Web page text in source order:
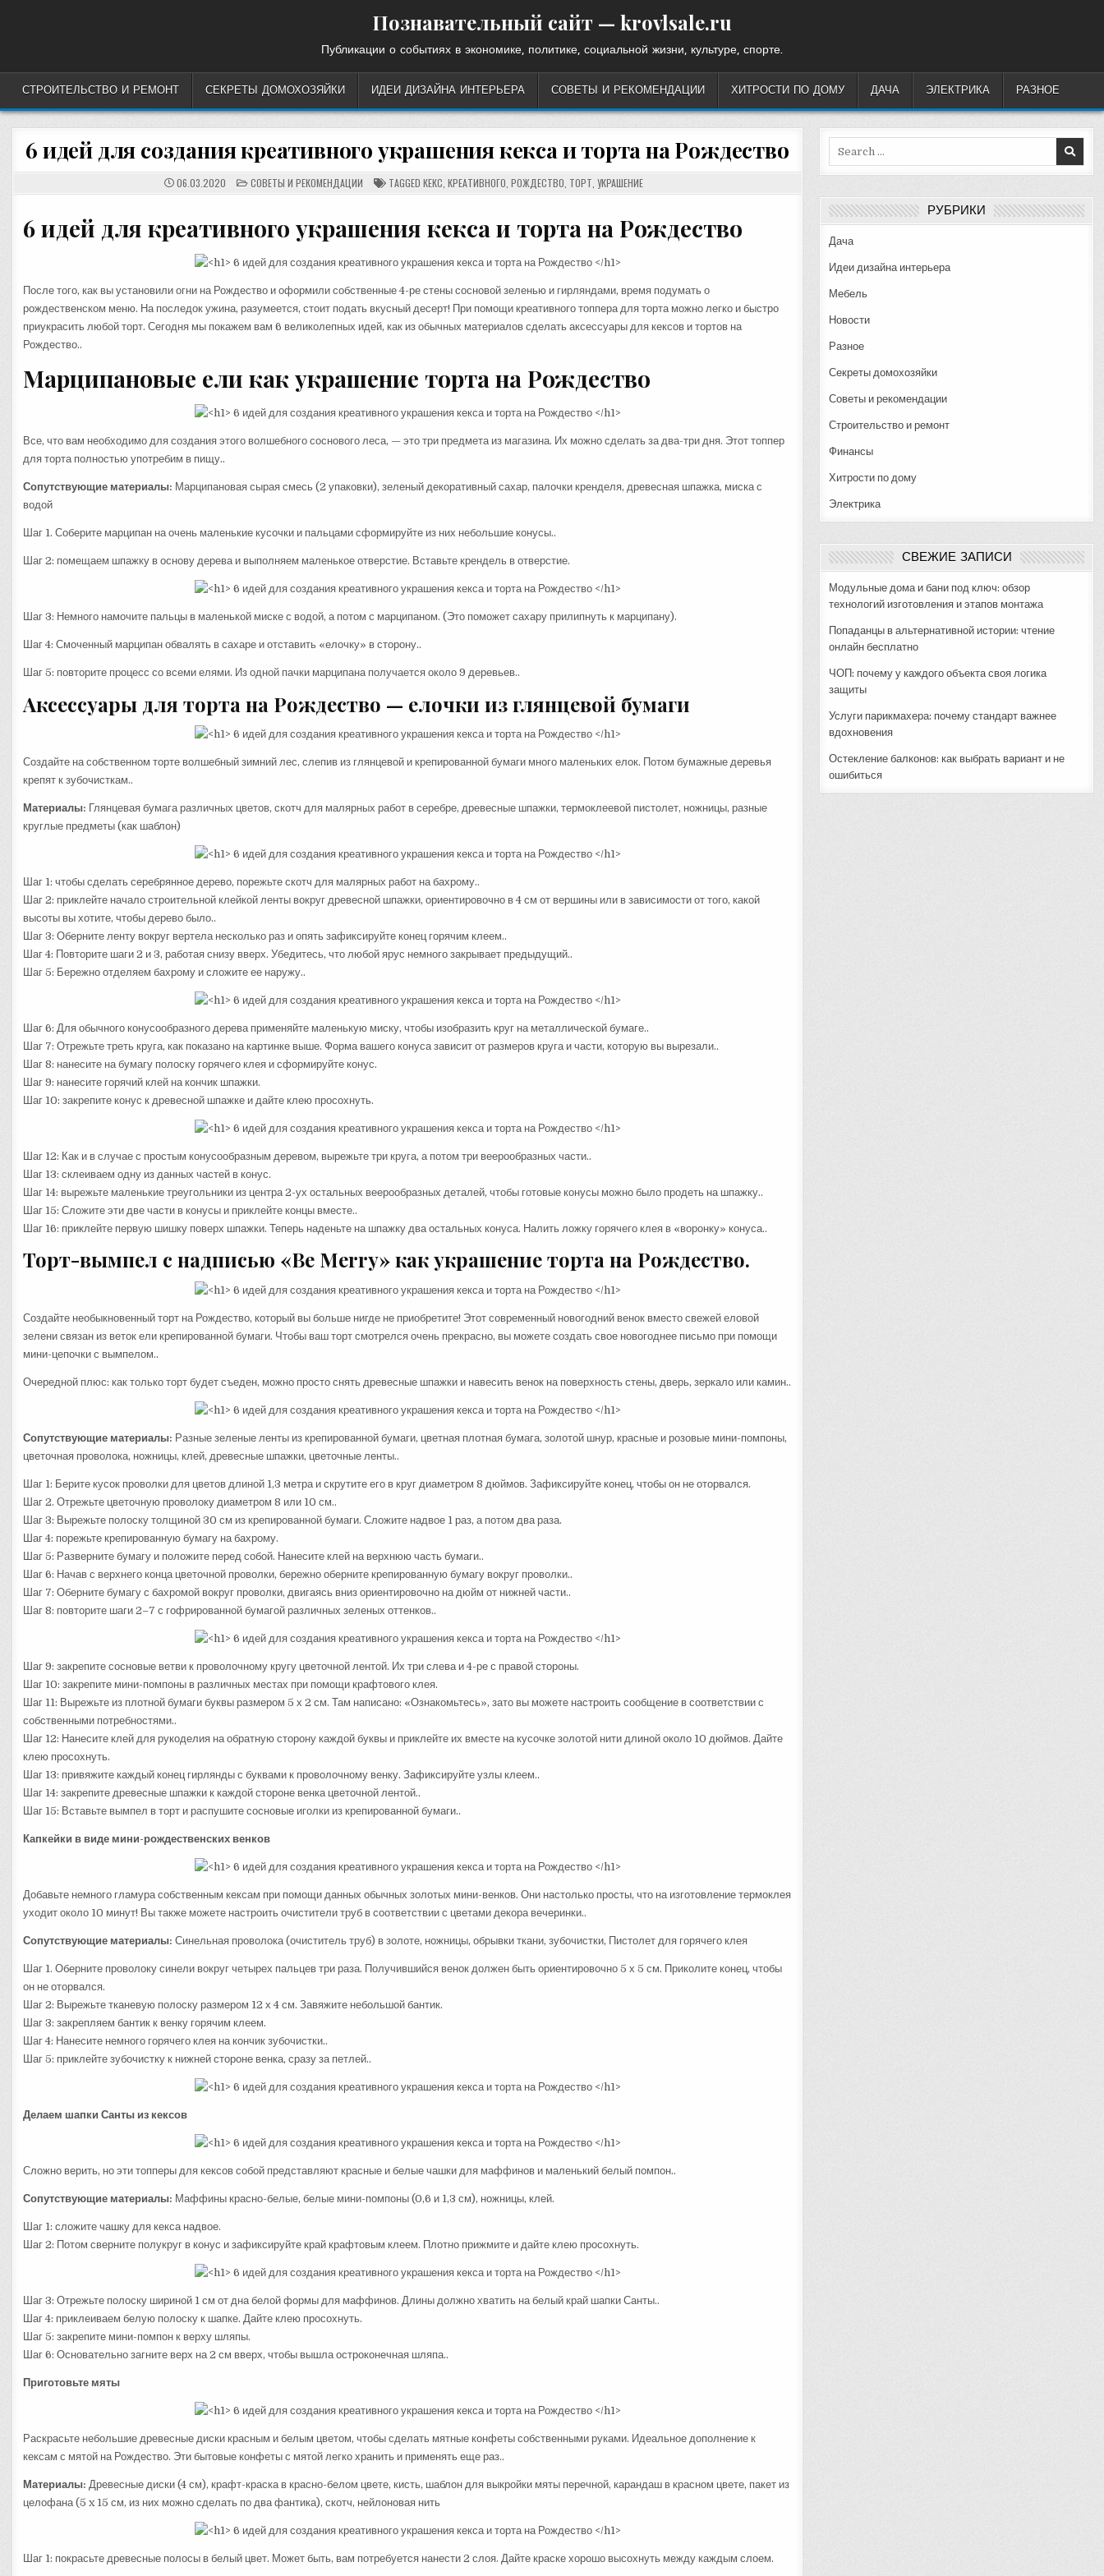
Познавательный сайт — krovlsale.ru
Публикации о событиях в экономике, политике, социальной жизни, культуре, спорте.
СТРОИТЕЛЬСТВО И РЕМОНТ СЕКРЕТЫ ДОМОХОЗЯЙКИ ИДЕИ ДИЗАЙНА ИНТЕРЬЕРА СОВЕТЫ И РЕКОМЕНДАЦИИ ХИТРОСТИ ПО ДОМУ ДАЧА ЭЛЕКТРИКА РАЗНОЕ
6 идей для создания креативного украшения кекса и торта на Рождество
06.03.2020 POSTED
IN
СОВЕТЫ И РЕКОМЕНДАЦИИ TAGGED КЕКС КРЕАТИВНОГО РОЖДЕСТВО ТОРТ УКРАШЕНИЕ
6 идей для креативного украшения кекса и торта на Рождество
После того, как вы установили огни на Рождество и оформили собственные 4-ре стены сосновой зеленью и гирляндами, время подумать о
рождественском меню. На последок ужина, разумеется, стоит подать вкусный десерт! При помощи креативного топпера для торта можно легко и быстро
приукрасить любой торт. Сегодня мы покажем вам 6 великолепных идей, как из обычных материалов сделать аксессуары для кексов и тортов на
Рождество..
Марципановые ели как украшение торта на Рождество
Все, что вам необходимо для создания этого волшебного соснового леса, — это три предмета из магазина. Их можно сделать за два-три дня. Этот топпер
для торта полностью употребим в пищу..
Сопутствующие материалы: Марципановая сырая смесь (2 упаковки), зеленый декоративный сахар, палочки кренделя, древесная шпажка, миска с
водой
Шаг 1. Соберите марципан на очень маленькие кусочки и пальцами сформируйте из них небольшие конусы..
Шаг 2: помещаем шпажку в основу дерева и выполняем маленькое отверстие. Вставьте крендель в отверстие.
Шаг 3: Немного намочите пальцы в маленькой миске с водой, а потом с марципаном. (Это поможет сахару прилипнуть к марципану).
Шаг 4: Смоченный марципан обвалять в сахаре и отставить «елочку» в сторону..
Шаг 5: повторите процесс со всеми елями. Из одной пачки марципана получается около 9 деревьев..
Аксессуары для торта на Рождество — елочки из глянцевой бумаги
Создайте на собственном торте волшебный зимний лес, слепив из глянцевой и крепированной бумаги много маленьких елок. Потом бумажные деревья
крепят к зубочисткам..
Материалы: Глянцевая бумага различных цветов, скотч для малярных работ в серебре, древесные шпажки, термоклеевой пистолет, ножницы, разные
круглые предметы (как шаблон)
Шаг 1: чтобы сделать серебрянное дерево, порежьте скотч для малярных работ на бахрому..
Шаг 2: приклейте начало строительной клейкой ленты вокруг древесной шпажки, ориентировочно в 4 см от вершины или в зависимости от того, какой
высоты вы хотите, чтобы дерево было..
Шаг 3: Оберните ленту вокруг вертела несколько раз и опять зафиксируйте конец горячим клеем..
Шаг 4: Повторите шаги 2 и 3, работая снизу вверх. Убедитесь, что любой ярус немного закрывает предыдущий..
Шаг 5: Бережно отделяем бахрому и сложите ее наружу..
Шаг 6: Для обычного конусообразного дерева применяйте маленькую миску, чтобы изобразить круг на металлической бумаге..
Шаг 7: Отрежьте треть круга, как показано на картинке выше. Форма вашего конуса зависит от размеров круга и части, которую вы вырезали..
Шаг 8: нанесите на бумагу полоску горячего клея и сформируйте конус.
Шаг 9: нанесите горячий клей на кончик шпажки.
Шаг 10: закрепите конус к древесной шпажке и дайте клею просохнуть.
Шаг 12: Как и в случае с простым конусообразным деревом, вырежьте три круга, а потом три веерообразных части..
Шаг 13: склеиваем одну из данных частей в конус.
Шаг 14: вырежьте маленькие треугольники из центра 2-ух остальных веерообразных деталей, чтобы готовые конусы можно было продеть на шпажку..
Шаг 15: Сложите эти две части в конусы и приклейте концы вместе..
Шаг 16: приклейте первую шишку поверх шпажки. Теперь наденьте на шпажку два остальных конуса. Налить ложку горячего клея в «воронку» конуса..
Торт-вымпел с надписью «Be Merry» как украшение торта на Рождество.
Создайте необыкновенный торт на Рождество, который вы больше нигде не приобретите! Этот современный новогодний венок вместо свежей еловой
зелени связан из веток ели крепированной бумаги. Чтобы ваш торт смотрелся очень прекрасно, вы можете создать свое новогоднее письмо при помощи
мини-цепочки с вымпелом..
Очередной плюс: как только торт будет съеден, можно просто снять древесные шпажки и навесить венок на поверхность стены, дверь, зеркало или камин..
Сопутствующие материалы: Разные зеленые ленты из крепированной бумаги, цветная плотная бумага, золотой шнур, красные и розовые мини-помпоны,
цветочная проволока, ножницы, клей, древесные шпажки, цветочные ленты..
Шаг 1: Берите кусок проволки для цветов длиной 1,3 метра и скрутите его в круг диаметром 8 дюймов. Зафиксируйте конец, чтобы он не оторвался.
Шаг 2. Отрежьте цветочную проволоку диаметром 8 или 10 см..
Шаг 3: Вырежьте полоску толщиной 30 см из крепированной бумаги. Сложите надвое 1 раз, а потом два раза.
Шаг 4: порежьте крепированную бумагу на бахрому.
Шаг 5: Разверните бумагу и положите перед собой. Нанесите клей на верхнюю часть бумаги..
Шаг 6: Начав с верхнего конца цветочной проволки, бережно оберните крепированную бумагу вокруг проволки..
Шаг 7: Оберните бумагу с бахромой вокруг проволки, двигаясь вниз ориентировочно на дюйм от нижней части..
Шаг 8: повторите шаги 2–7 с гофрированной бумагой различных зеленых оттенков..
Шаг 9: закрепите сосновые ветви к проволочному кругу цветочной лентой. Их три слева и 4-ре с правой стороны.
Шаг 10: закрепите мини-помпоны в различных местах при помощи крафтового клея.
Шаг 11: Вырежьте из плотной бумаги буквы размером 5 х 2 см. Там написано: «Ознакомьтесь», зато вы можете настроить сообщение в соответствии с
собственными потребностями..
Шаг 12: Нанесите клей для рукоделия на обратную сторону каждой буквы и приклейте их вместе на кусочке золотой нити длиной около 10 дюймов. Дайте
клею просохнуть.
Шаг 13: привяжите каждый конец гирлянды с буквами к проволочному венку. Зафиксируйте узлы клеем..
Шаг 14: закрепите древесные шпажки к каждой стороне венка цветочной лентой..
Шаг 15: Вставьте вымпел в торт и распушите сосновые иголки из крепированной бумаги..
Капкейки в виде мини-рождественских венков
Добавьте немного гламура собственным кексам при помощи данных обычных золотых мини-венков. Они настолько просты, что на изготовление термоклея
уходит около 10 минут! Вы также можете настроить очистители труб в соответствии с цветами декора вечеринки..
Сопутствующие материалы: Синельная проволока (очиститель труб) в золоте, ножницы, обрывки ткани, зубочистки, Пистолет для горячего клея
Шаг 1. Оберните проволоку синели вокруг четырех пальцев три раза. Получившийся венок должен быть ориентировочно 5 х 5 см. Приколите конец, чтобы
он не оторвался.
Шаг 2: Вырежьте тканевую полоску размером 12 х 4 см. Завяжите небольшой бантик.
Шаг 3: закрепляем бантик к венку горячим клеем.
Шаг 4: Нанесите немного горячего клея на кончик зубочистки..
Шаг 5: приклейте зубочистку к нижней стороне венка, сразу за петлей..
Делаем шапки Санты из кексов
Сложно верить, но эти топперы для кексов собой представляют красные и белые чашки для маффинов и маленький белый помпон..
Сопутствующие материалы: Маффины красно-белые, белые мини-помпоны (0,6 и 1,3 см), ножницы, клей.
Шаг 1: сложите чашку для кекса надвое.
Шаг 2: Потом сверните полукруг в конус и зафиксируйте край крафтовым клеем. Плотно прижмите и дайте клею просохнуть.
Шаг 3: Отрежьте полоску шириной 1 см от дна белой формы для маффинов. Длины должно хватить на белый край шапки Санты..
Шаг 4: приклеиваем белую полоску к шапке. Дайте клею просохнуть.
Шаг 5: закрепите мини-помпон к верху шляпы.
Шаг 6: Основательно загните верх на 2 см вверх, чтобы вышла остроконечная шляпа..
Приготовьте мяты
Раскрасьте небольшие древесные диски красным и белым цветом, чтобы сделать мятные конфеты собственными руками. Идеальное дополнение к
кексам с мятой на Рождество. Эти бытовые конфеты с мятой легко хранить и применять еще раз..
Материалы: Древесные диски (4 см), крафт-краска в красно-белом цвете, кисть, шаблон для выкройки мяты перечной, карандаш в красном цвете, пакет из
целофана (5 x 15 см, из них можно сделать по два фантика), скотч, нейлоновая нить
Шаг 1: покрасьте древесные полосы в белый цвет. Может быть, вам потребуется нанести 2 слоя. Дайте краске хорошо высохнуть между каждым слоем.
РУБРИКИ
Дача
Идеи дизайна интерьера
Мебель
Новости
Разное
Секреты домохозяйки
Советы и рекомендации
Строительство и ремонт
Финансы
Хитрости по дому
Электрика
СВЕЖИЕ ЗАПИСИ
Модульные дома и бани под ключ: обзор
технологий изготовления и этапов монтажа
Попаданцы в альтернативной истории: чтение
онлайн бесплатно
ЧОП: почему у каждого объекта своя логика
защиты
Услуги парикмахера: почему стандарт важнее
вдохновения
Остекление балконов: как выбрать вариант и не
ошибиться